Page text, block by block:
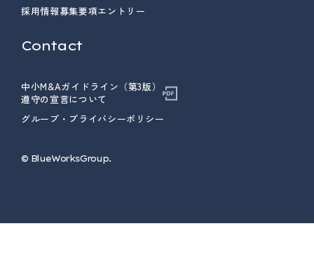
採用情報募集要項エントリー
Contact
中小M&Aガイドライン（第3版）
遵守の宣言について
グループ・プライバシーポリシー
© ︎BlueWorksGroup.